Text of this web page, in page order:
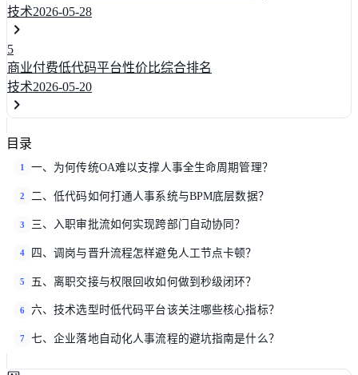
技术2026-05-28
5
商业付费低代码平台性价比综合排名
技术2026-05-20
目录
1 一、为何传统OA难以支撑人事全生命周期管理？
2 二、低代码如何打通人事系统与BPM底层数据？
3 三、入职审批流如何实现跨部门自动协同？
4 四、调岗与晋升流程怎样避免人工节点卡顿？
5 五、离职交接与权限回收如何做到秒级闭环？
6 六、技术选型时低代码平台该关注哪些核心指标？
7 七、企业落地自动化人事流程的避坑指南是什么？